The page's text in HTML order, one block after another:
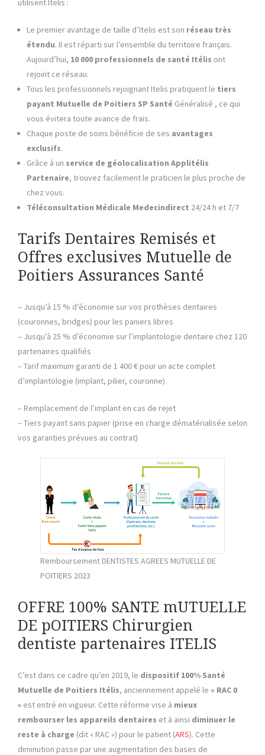
utilisent Itelis :
Le premier avantage de taille d’Itelis est son réseau très
étendu. Il est réparti sur l’ensemble du territoire français.
Aujourd’hui, 10 000 professionnels de santé Itélis ont
rejoint ce réseau.
Tous les professionnels rejoignant Itelis pratiquent le tiers
payant Mutuelle de Poitiers SP Santé Généralisé , ce qui
vous évitera toute avance de frais.
Chaque poste de soins bénéficie de ses avantages
exclusifs.
Grâce à un service de géolocalisation Applitélis
Partenaire, trouvez facilement le praticien le plus proche de
chez vous.
Téléconsultation Médicale Medecindirect 24/24 h et 7/7
Tarifs Dentaires Remisés et
Offres exclusives Mutuelle de
Poitiers Assurances Santé
– Jusqu’à 15 % d’économie sur vos prothèses dentaires
(couronnes, bridges) pour les paniers libres
– Jusqu’à 25 % d’économie sur l’implantologie dentaire chez 120
partenaires qualifiés
– Tarif maximum garanti de 1 400 € pour un acte complet
d’implantologie (implant, pilier, couronne)
– Remplacement de l’implant en cas de rejet
– Tiers payant sans papier (prise en charge dématérialisée selon
vos garanties prévues au contrat)
Remboursement DENTISTES AGREES MUTUELLE DE
POITIERS 2023
OFFRE 100% SANTE mUTUELLE
DE pOITIERS Chirurgien
dentiste partenaires ITELIS
C’est dans ce cadre qu’en 2019, le dispositif 100% Santé
Mutuelle de Poitiers Itélis, anciennement appelé le « RAC 0
» est entré en vigueur. Cette réforme vise à mieux
rembourser les appareils dentaires et à ainsi diminuer le
reste à charge (dit « RAC ») pour le patient (ARS). Cette
diminution passe par une augmentation des bases de